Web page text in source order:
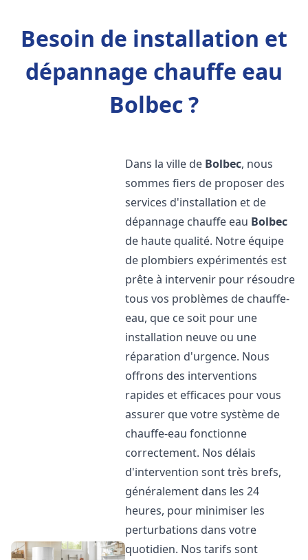
Besoin de installation et
dépannage chauffe eau
Bolbec ?
Dans la ville de Bolbec, nous
sommes fiers de proposer des
services d'installation et de
dépannage chauffe eau Bolbec
de haute qualité. Notre équipe
de plombiers expérimentés est
prête à intervenir pour résoudre
tous vos problèmes de chauffe-
eau, que ce soit pour une
installation neuve ou une
réparation d'urgence. Nous
offrons des interventions
rapides et efficaces pour vous
assurer que votre système de
chauffe-eau fonctionne
correctement. Nos délais
d'intervention sont très brefs,
généralement dans les 24
heures, pour minimiser les
perturbations dans votre
quotidien. Nos tarifs sont